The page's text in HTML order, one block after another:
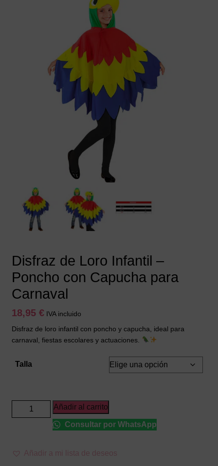
Disfraz de Loro Infantil –
Poncho con Capucha para
Carnaval
18,95 € IVA incluido
Disfraz de loro infantil con poncho y capucha, ideal para
carnaval, fiestas escolares y actuaciones.
Talla
Disfraz
de
–
Añadir al carrito
Consultar por WhatsApp
Añadir a mi lista de deseos